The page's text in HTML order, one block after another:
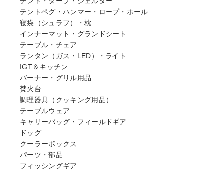
テントペグ・ハンマー・ロープ・ポール
寝袋（シュラフ）・枕
インナーマット・グランドシート
テーブル・チェア
ランタン（ガス・LED）・ライト
IGT＆キッチン
バーナー・グリル用品
焚火台
調理器具（クッキング用品）
テーブルウェア
キャリーバッグ・フィールドギア
ドッグ
クーラーボックス
パーツ・部品
フィッシングギア